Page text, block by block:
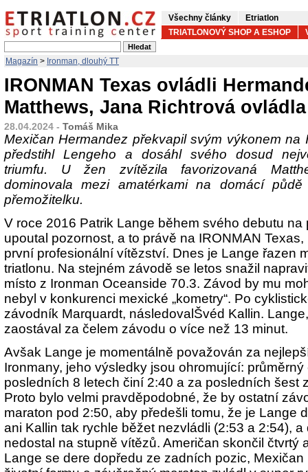
Všechny články
Etriatlon
TRIATLONOVÝ SHOP A ESHOP
Magazín > Ironman, dlouhý TT
IRONMAN Texas ovládli
Matthews, Jana Richtrová
28.04.2024 - Tomáš Mika
Mexičan Hermandez překvapil svým výkonem na
předstihl Lengeho a dosáhl svého dosud
triumfu. U žen zvítězila favorizovaná
dominovala mezi amatérkami na domácí
přemožitelku.
V roce 2016 Patrik Lange během svého debutu na
upoutal pozornost, a to právě na IRONMAN
první profesionální vítězství. Dnes je Lange řazen
triatlonu. Na stejném závodě se letos snažil
místo z Ironman Oceanside 70.3. Závod by mu
nebyl v konkurenci mexické „kometry“. Po
závodník Marquardt, následovalŠvéd Kallin.
zaostával za čelem závodu o více než 13 minut.
Avšak Lange je momentálně považován za
Ironmany, jeho výsledky jsou ohromující:
posledních 8 letech činí 2:40 a za posledních šest
Proto bylo velmi pravděpodobné, že by ostatní
maraton pod 2:50, aby předešli tomu, že je Lange
ani Kallin tak rychle běžet nezvládli (2:53 a 2:54),
nedostal na stupně vítězů. Američan skončil čtvrtý
Lange se dere dopředu ze zadních pozic,